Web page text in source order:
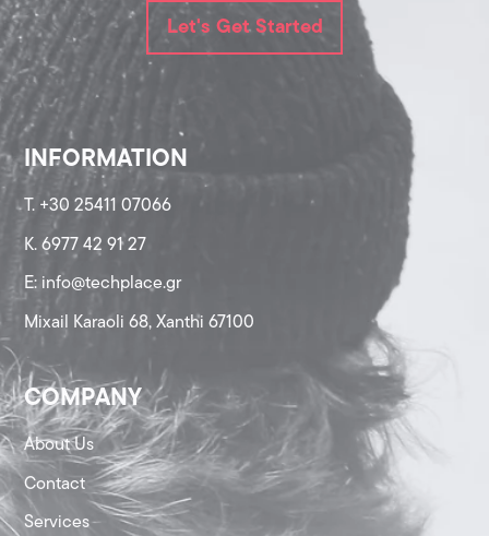
Let's Get Started
INFORMATION
T. +30 25411 07066
K. 6977 42 91 27
Ε: info@techplace.gr
Mixail Karaoli 68, Xanthi 67100
COMPANY
About Us
Contact
Services